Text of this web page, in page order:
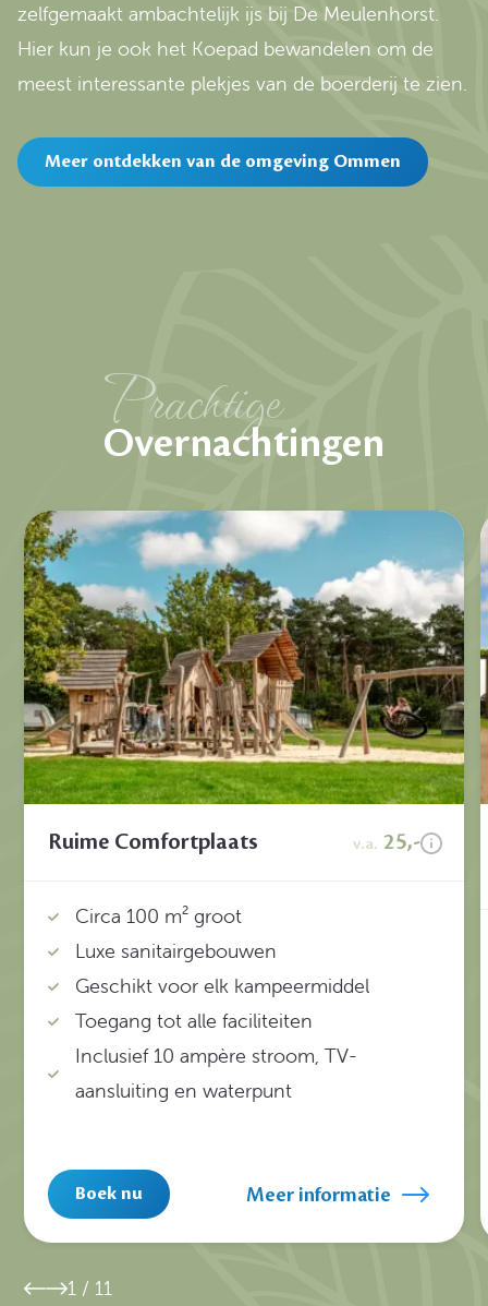
zelfgemaakt ambachtelijk ijs bij De Meulenhorst.
Hier kun je ook het Koepad bewandelen om de
meest interessante plekjes van de boerderij te zien.
Meer ontdekken van de omgeving Ommen
Prachtige
Overnachtingen
Ruime Comfortplaats v.a. 25,-
Circa 100 m² groot
Luxe sanitairgebouwen
Geschikt voor elk kampeermiddel
Toegang tot alle faciliteiten
Inclusief 10 ampère stroom, TV-
aansluiting en waterpunt
Boek nu Meer informatie
1 / 11